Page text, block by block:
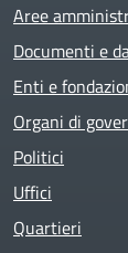
Aree
Documenti e
Enti e
Organi di
Politici
Uffici
Quartieri